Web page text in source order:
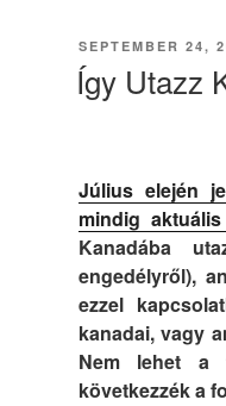
POSTED
ON
SEPTEMBER 24,
Így Utazz
Július elején
mindig
Kanadába
engedélyről),
ezzel
kanadai, vagy
Nem lehet a
következzék a